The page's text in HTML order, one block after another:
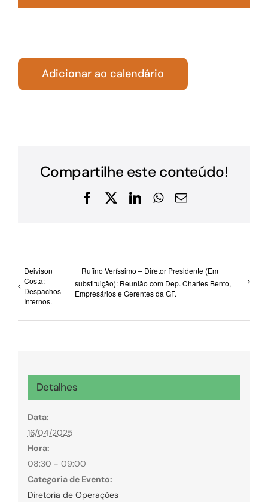
Adicionar ao calendário
Compartilhe este conteúdo!
Facebook
X LinkedInWhatsApp
E-
Deivison
Costa:
Despachos
Internos.
Rufino Veríssimo – Diretor Presidente (Em
substituição): Reunião com Dep. Charles Bento,
Empresários e Gerentes da GF.
Detalhes
Data:
16/04/2025
Hora:
08:30 - 09:00
Categoria de Evento:
Diretoria de Operações